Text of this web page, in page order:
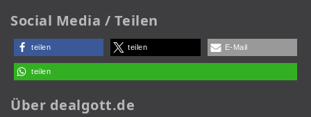
Social Media / Teilen
teilen teilen E-Mail
teilen
Über dealgott.de